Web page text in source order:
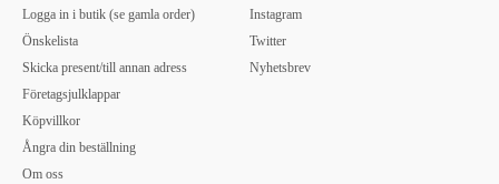
Logga in i butik (se gamla order)
Önskelista
Skicka present/till annan adress
Företagsjulklappar
Köpvillkor
Ångra din beställning
Om oss
Instagram
Twitter
Nyhetsbrev